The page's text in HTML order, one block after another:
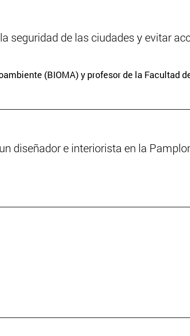
seguridad de las ciudades y evitar
(BIOMA) y profesor de la Facultad
diseñador e interiorista en la